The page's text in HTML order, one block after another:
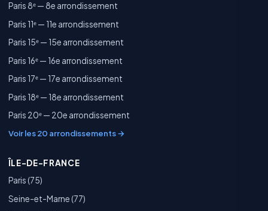
Paris 8ᵉ — 8e arrondissement
Paris 11ᵉ — 11e arrondissement
Paris 15ᵉ — 15e arrondissement
Paris 16ᵉ — 16e arrondissement
Paris 17ᵉ — 17e arrondissement
Paris 18ᵉ — 18e arrondissement
Paris 20ᵉ — 20e arrondissement
Voir les 20 arrondissements →
ÎLE-DE-FRANCE
Paris (75)
Seine-et-Marne (77)